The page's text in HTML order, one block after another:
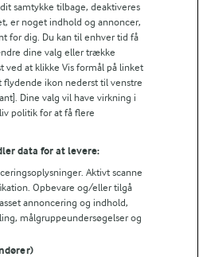
TRADITION FOR FORNYELSE
Læs hvad vores
landmænd arbejder med
samtykke tilbage, deaktiveres
er noget indhold og annoncer,
for dig. Du kan til enhver tid få
dine valg eller trække
ved at klikke Vis formål på linket
flydende ikon nederst til venstre
Dine valg vil have virkning i
politik for at få flere
data for at levere:
Aktivt scanne
Opbevare og/eller tilgå
annoncering og indhold,
målgruppeundersøgelser og